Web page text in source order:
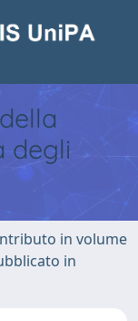
degli
in volume
in